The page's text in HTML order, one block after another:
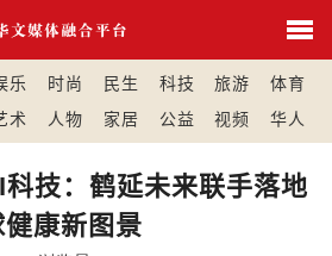
乐 时尚 民生 科技 旅游
体育
术 人物 家居 公益 视频 华人
技：鹤延未来联手落地
康新图景